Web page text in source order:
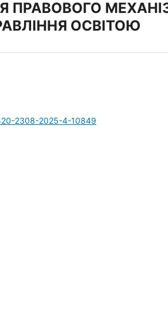
ПРАВОВОГО
ОСВІТОЮ
2308-2025-4-10849